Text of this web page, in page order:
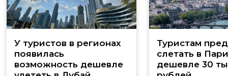
У туристов в регионах
появилась
возможность дешевле
Туристам
слетать в
дешевле 30